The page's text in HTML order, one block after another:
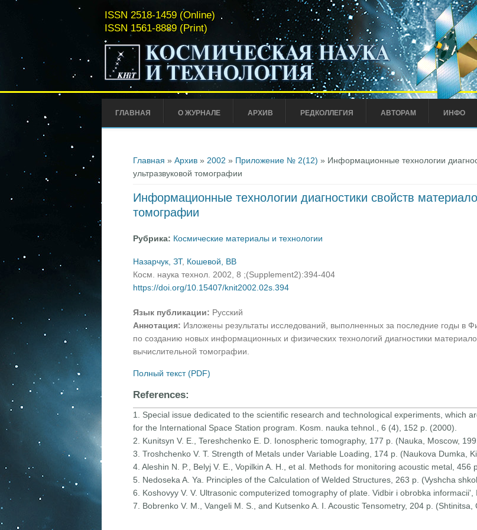
ISSN 2518-1459 (Online)
ISSN 1561-8889 (Print)
ГЛАВНАЯ О ЖУРНАЛЕ АРХИВ РЕДКОЛЛЕГИЯ АВТОРАМ ИНФО
Главная » Архив» 2002 » Приложение № 2(12) » Информационные технологии
ультразвуковой томографии
Информационные технологии диагностики свойств
томографии
Рубрика: Космические материалы и технологии
Назарчук, ЗТ, Кошевой, ВВ
Косм. наука технол. 2002, 8 ;(Supplement2):394-404
https://doi.org/10.15407/knit2002.02s.394
Язык публикации: Русский
Аннотация: Изложены результаты исследований, выполненных за последние годы в
по созданию новых информационных и физических технологий диагностики
вычислительной томографии.
Полный текст (PDF)
References:
1. Special issue dedicated to the scientific research and technological experiments, which
for the International Space Station program. Kosm. nauka tehnol., 6 (4), 152 p. (2000).
2. Kunitsyn V. E., Tereshchenko E. D. Ionospheric tomography, 177 p. (Nauka, Moscow,
3. Troshchenko V. T. Strength of Metals under Variable Loading, 174 p. (Naukova Dumka,
4. Aleshin N. P., Belyj V. E., Vopilkin A. H., et al. Methods for monitoring acoustic metal,
5. Nedoseka A. Ya. Principles of the Calculation of Welded Structures, 263 p. (Vyshcha
6. Koshovyy V. V. Ultrasonic computerized tomography of plate. Vidbir i obrobka
7. Bobrenko V. M., Vangeli M. S., and Kutsenko A. I. Acoustic Tensometry, 204 p.